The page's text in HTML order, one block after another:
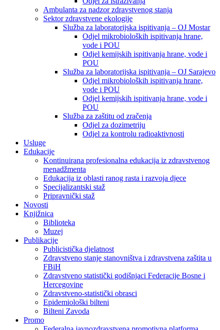
Ambulanta za nadzor zdravstvenog stanja
Sektor zdravstvene ekologije
Služba za laboratorijska ispitivanja – OJ Mostar
Odjel mikrobioloških ispitivanja hrane,
vode i POU
Odjel kemijskih ispitivanja hrane, vode i
POU
Služba za laboratorijska ispitivanja – OJ Sarajevo
Odjel mikrobioloških ispitivanja hrane,
vode i POU
Odjel kemijskih ispitivanja hrane, vode i
POU
Služba za zaštitu od zračenja
Odjel za dozimetriju
Odjel za kontrolu radioaktivnosti
Usluge
Edukacije
Kontinuirana profesionalna edukacija iz zdravstvenog
menadžmenta
Edukacija iz oblasti ranog rasta i razvoja djece
Specijalizantski staž
Pripravnički staž
Novosti
Knjižnica
Biblioteka
Muzej
Publikacije
Publicistička djelatnost
Zdravstveno stanje stanovništva i zdravstvena zaštita u
FBiH
Zdravstveno statistički godišnjaci Federacije Bosne i
Hercegovine
Zdravstveno-statistički obrasci
Epidemiološki bilteni
Bilteni Zavoda
Promo